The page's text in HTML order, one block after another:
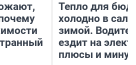
Тепло для
холодно в
зимой.
ездит на
плюсы и